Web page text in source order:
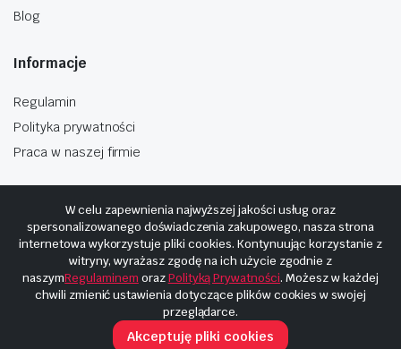
Blog
Informacje
Regulamin
Polityka prywatności
Praca w naszej firmie
Copyright © 2025 Hosting i budowa Cyberplaneta.pl
W celu zapewnienia najwyższej jakości usług oraz
spersonalizowanego doświadczenia zakupowego, nasza strona
internetowa wykorzystuje pliki cookies. Kontynuując korzystanie z
witryny, wyrażasz zgodę na ich użycie zgodnie z
naszymRegulaminem orazPolityką Prywatności. Możesz w każdej
chwili zmienić ustawienia dotyczące plików cookies w swojej
przeglądarce.
Akceptuję pliki cookies